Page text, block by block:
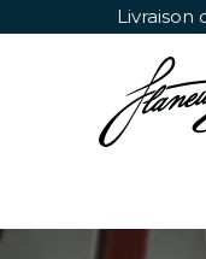
Se rendre au contenu
Livraison